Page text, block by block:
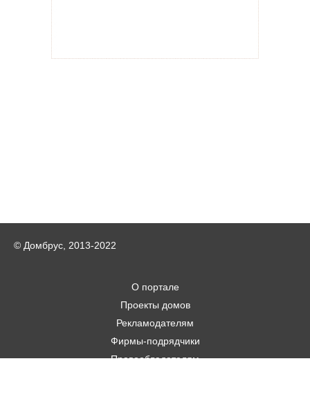
© Домбрус, 2013-2022
О портале
Проекты домов
Рекламодателям
Фирмы-подрядчики
Правообладателям